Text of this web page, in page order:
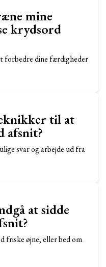
mine
krydsord
forbedre dine færdigheder
til at
afsnit?
svar og arbejde ud fra
at sidde
friske øjne, eller bed om